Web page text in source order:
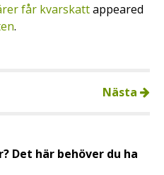
får kvarskattappeared
.
Nästa
Det här behöver du ha